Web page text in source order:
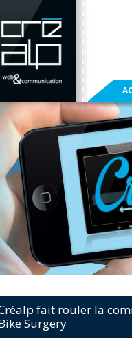
fait rouler la
Surgery